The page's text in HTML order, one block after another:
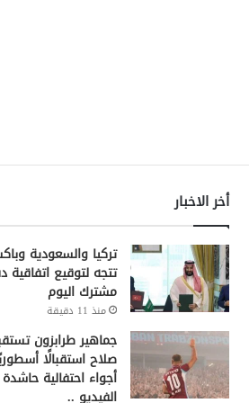
أخر الاخبار
تركيا والسعودية
تتجه لتوقيع اتفاقية
مشترك اليوم
منذ 11 دقيقة
جماهير طرابزون
صلاح استقبالًا
أجواء احتفالية
الفيديو ..